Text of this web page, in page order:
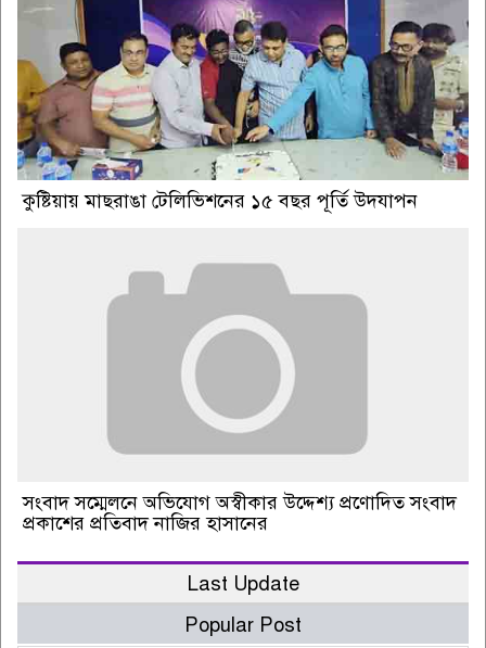
কুষ্টিয়ায় মাছরাঙা টেলিভিশনের ১৫ বছর পূর্তি উদযাপন
সংবাদ সম্মেলনে অভিযোগ অস্বীকার উদ্দেশ্য প্রণোদিত সংবাদ
প্রকাশের প্রতিবাদ নাজির হাসানের
Last Update
Popular Post